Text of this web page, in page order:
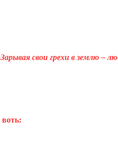
Зарывая свои грехи в землю –
воть: